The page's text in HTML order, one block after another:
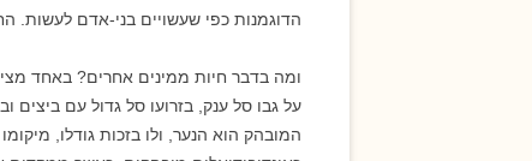
הדוגמנות כפי שעשויים בני-אדם לעשות.
על גבו סל ענק, בזרועו סל גדול עם ביצים
המובהק הוא הנער, ולו בזכות גודלו,